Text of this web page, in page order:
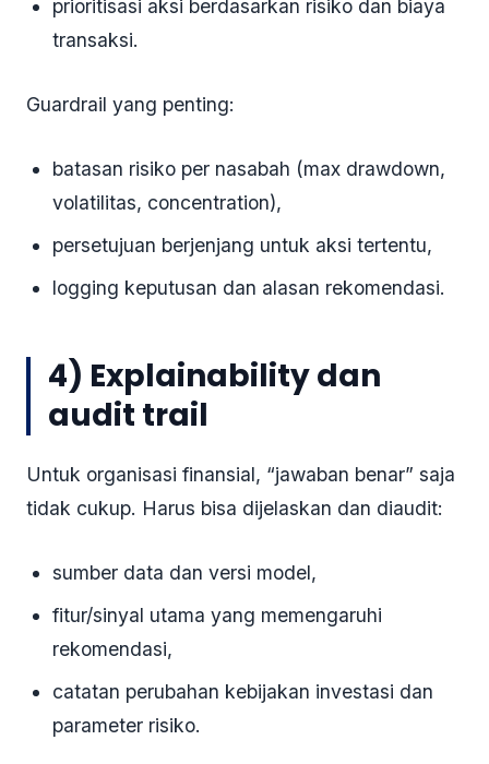
prioritisasi aksi berdasarkan risiko dan biaya
transaksi.
Guardrail yang penting:
batasan risiko per nasabah (max drawdown,
volatilitas, concentration),
persetujuan berjenjang untuk aksi tertentu,
logging keputusan dan alasan rekomendasi.
4) Explainability dan
audit trail
Untuk organisasi finansial, “jawaban benar” saja
tidak cukup. Harus bisa dijelaskan dan diaudit:
sumber data dan versi model,
fitur/sinyal utama yang memengaruhi
rekomendasi,
catatan perubahan kebijakan investasi dan
parameter risiko.